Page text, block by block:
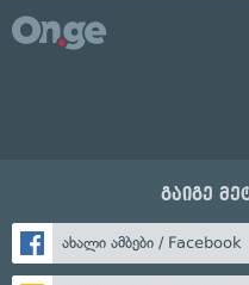
გაიგე
ახალი ამბები / Facebook